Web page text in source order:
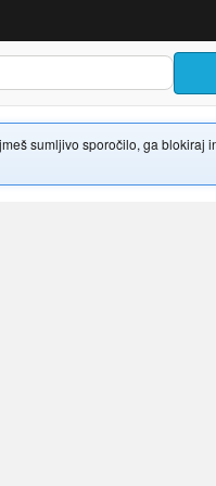
sumljivo sporočilo, ga blokiraj